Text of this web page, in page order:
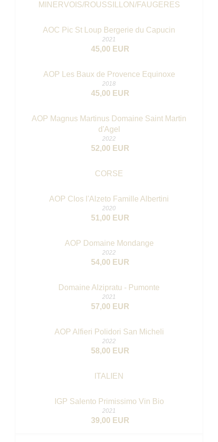
MINERVOIS/ROUSSILLON/FAUGERES
AOC Pic St Loup Bergerie du Capucin
2021
45,00 EUR
AOP Les Baux de Provence Equinoxe
2018
45,00 EUR
AOP Magnus Martinus Domaine Saint Martin
d'Agel
2022
52,00 EUR
CORSE
AOP Clos l'Alzeto Famille Albertini
2020
51,00 EUR
AOP Domaine Mondange
2022
54,00 EUR
Domaine Alzipratu - Pumonte
2021
57,00 EUR
AOP Alfieri Polidori San Micheli
2022
58,00 EUR
ITALIEN
IGP Salento Primissimo Vin Bio
2021
39,00 EUR